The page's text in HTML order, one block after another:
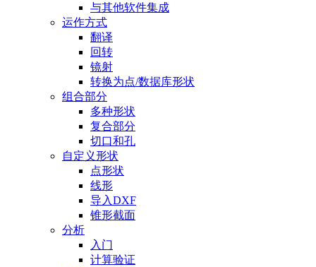
与其他软件集成
运作方式
翻译
回转
镜射
转换为点/数据库形状
组合部分
多种形状
复合部分
切口和孔
自定义形状
点形状
线形
导入DXF
锥形截面
分析
入门
计算验证